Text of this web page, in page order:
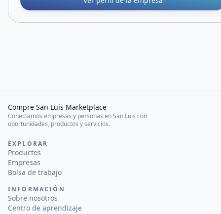
Compre San Luis Marketplace
Conectamos empresas y personas en San Luis con
oportunidades, productos y servicios.
EXPLORAR
Productos
Empresas
Bolsa de trabajo
INFORMACIÓN
Sobre nosotros
Centro de aprendizaje